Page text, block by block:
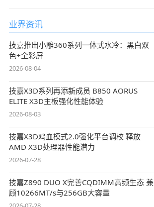
业界资讯
技嘉推出小雕360系列一体式水冷：黑白双
色+全彩屏
2026-08-04
技嘉X3D系列再添新成员 B850 AORUS
ELITE X3D主板强化性能体验
2026-08-03
技嘉X3D鸡血模式2.0强化平台调校 释放
AMD X3D处理器性能潜力
2026-07-28
技嘉Z890 DUO X完善CQDIMM高频生态 兼
顾10266MT/s与256GB大容量